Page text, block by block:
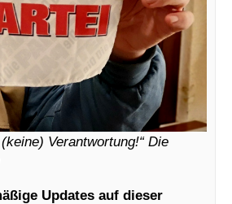
Verantwortung!“ Die
Updates auf dieser